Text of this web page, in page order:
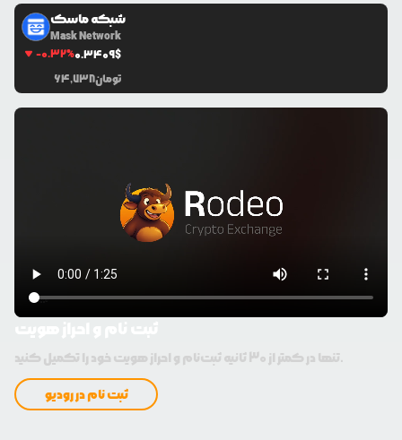
شبکه ماسک
Mask Network
-0.32%0.3409$
64,738تومان
تنها در کمتر از 30 ثانیه ثبت‌نام و احراز هویت خود را تکمیل کنید.
ثبت نام در رودیو